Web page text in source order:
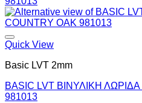
Quick View
Basic LVT 2mm
BASIC LVT ΒΙΝΥΛΙΚΗ ΛΩΡΙΔΑ
981013